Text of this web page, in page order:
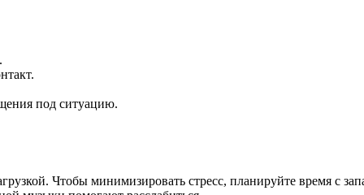
под ситуацию.
Чтобы минимизировать стресс, планируйте время с